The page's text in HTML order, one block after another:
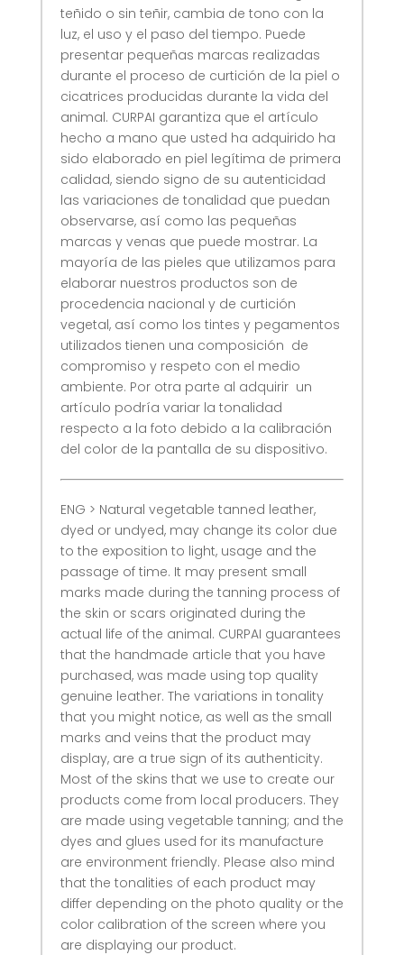
teñido o sin teñir, cambia de tono con la
luz, el uso y el paso del tiempo. Puede
presentar pequeñas marcas realizadas
durante el proceso de curtición de la piel o
cicatrices producidas durante la vida del
animal. CURPAI garantiza que el artículo
hecho a mano que usted ha adquirido ha
sido elaborado en piel legítima de primera
calidad, siendo signo de su autenticidad
las variaciones de tonalidad que puedan
observarse, así como las pequeñas
marcas y venas que puede mostrar. La
mayoría de las pieles que utilizamos para
elaborar nuestros productos son de
procedencia nacional y de curtición
vegetal, así como los tintes y pegamentos
utilizados tienen una composición de
compromiso y respeto con el medio
ambiente. Por otra parte al adquirir un
artículo podría variar la tonalidad
respecto a la foto debido a la calibración
del color de la pantalla de su dispositivo.
ENG > Natural vegetable tanned leather,
dyed or undyed, may change its color due
to the exposition to light, usage and the
passage of time. It may present small
marks made during the tanning process of
the skin or scars originated during the
actual life of the animal. CURPAI guarantees
that the handmade article that you have
purchased, was made using top quality
genuine leather. The variations in tonality
that you might notice, as well as the small
marks and veins that the product may
display, are a true sign of its authenticity.
Most of the skins that we use to create our
products come from local producers. They
are made using vegetable tanning; and the
dyes and glues used for its manufacture
are environment friendly. Please also mind
that the tonalities of each product may
differ depending on the photo quality or the
color calibration of the screen where you
are displaying our product.